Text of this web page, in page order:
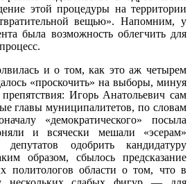
этой процедуры на территории
вещью». Напомним, у
была возможность облегчить для
и о том, как это аж четырем
«проскочить» на выборы, минуя
Игорь Анатольевич сам
главы муниципалитетов, по словам
«демократического» посыла
и всячески мешали «эсерам»
депутатов одобрить кандидатуру
образом, сбылось предсказание
политологов области о том, что в